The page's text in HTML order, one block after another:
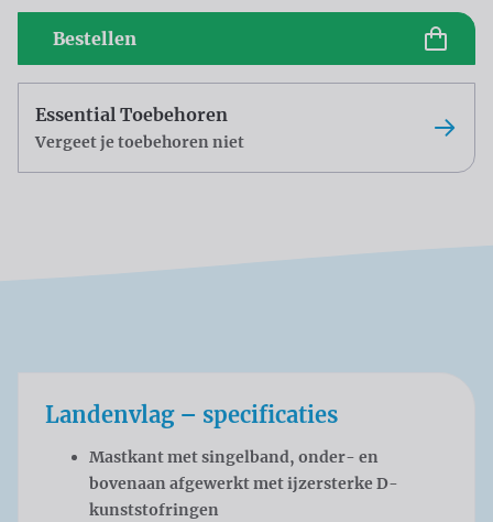
Bestellen
Essential Toebehoren
Vergeet je toebehoren niet
Landenvlag – specificaties
Mastkant met singelband, onder- en
bovenaan afgewerkt met ijzersterke D-
kunststofringen